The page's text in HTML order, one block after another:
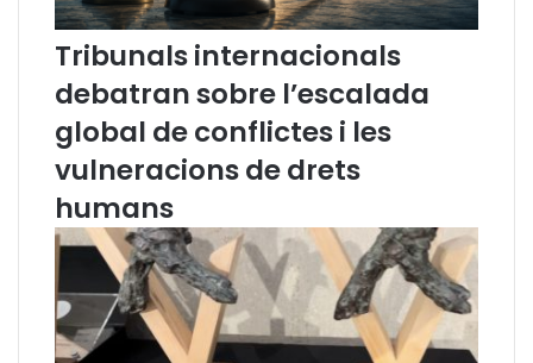
r
2
0
2
e
r
n
a
i
o
n
l
d
e
Tribunals internacionals
debatran sobre l’escalada
global de conflictes i les
vulneracions de drets
humans